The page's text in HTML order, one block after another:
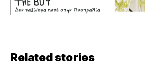
Related stories